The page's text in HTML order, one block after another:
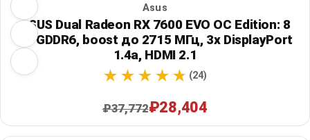
Asus
ASUS Dual Radeon RX 7600 EVO OC Edition: 8
ГБ GDDR6, boost до 2715 МГц, 3x DisplayPort
1.4a, HDMI 2.1
(24)
₽37,772₽28,404